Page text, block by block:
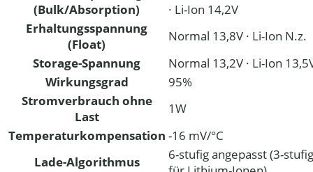
(Bulk/Absorption)
· Li-Ion 14,2V
Erhaltungsspannung
(Float)
Normal 13,8V · Li-Ion N.z.
Storage-Spannung
Normal 13,2V · Li-Ion
Wirkungsgrad
95%
Stromverbrauch ohne
Last
1W
Temperaturkompensation -16 mV/°C
Lade-Algorithmus
6-stufig angepasst (3-stufig